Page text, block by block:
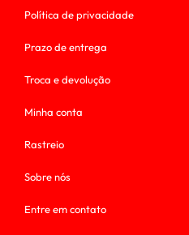
Política de privacidade
Prazo de entrega
Troca e devolução
Minha conta
Rastreio
Sobre nós
Entre em contato